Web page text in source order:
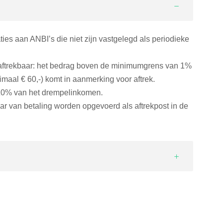
aan ANBI’s die niet zijn vastgelegd als periodieke
het bedrag boven de minimumgrens van 1%
€ 60,-) komt in aanmerking voor aftrek.
van het drempelinkomen.
van betaling worden opgevoerd als aftrekpost in de